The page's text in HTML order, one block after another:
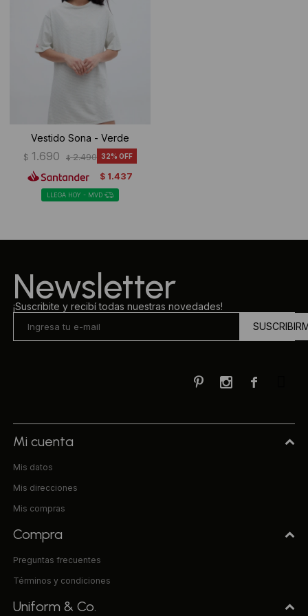
Vestido Sona - Verde
$ 1.690 $ 2.490 32
$ 1.437
LLEGA HOY - MVD
Newsletter
¡Suscribite y recibí todas nuestras novedades!

 
Mi cuenta
Mis datos
Mis direcciones
Mis compras
Compra
Preguntas frecuentes
Términos y condiciones
Uniform & Co.